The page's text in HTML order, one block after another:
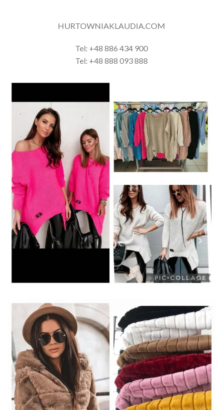
HURTOWNIAKLAUDIA.COM
Tel: +48 886 434 900
Tel: +48 888 093 888